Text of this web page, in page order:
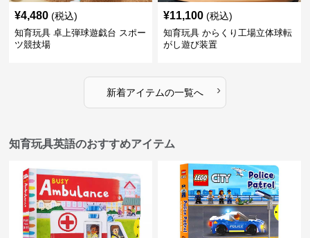
¥4,480 (税込)
知育玩具 卓上弾球遊戯台 スポー
ツ競技場
¥11,100 (税込)
知育玩具 からくり工場立体球転
がし遊び装置
新着アイテムの一覧へ ›
知育玩具英語のおすすめアイテム